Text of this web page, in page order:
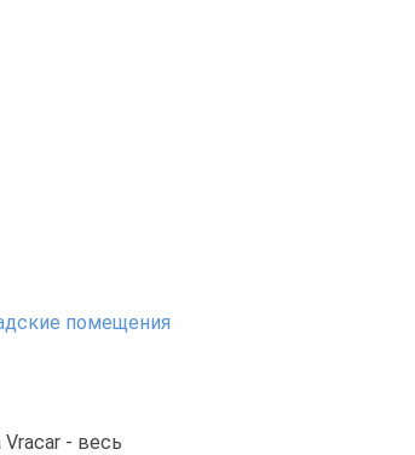
помещения
- весь